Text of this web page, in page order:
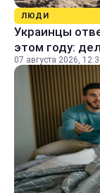
ЛЮДИ
Украинцы
этом году:
07 августа 2026,